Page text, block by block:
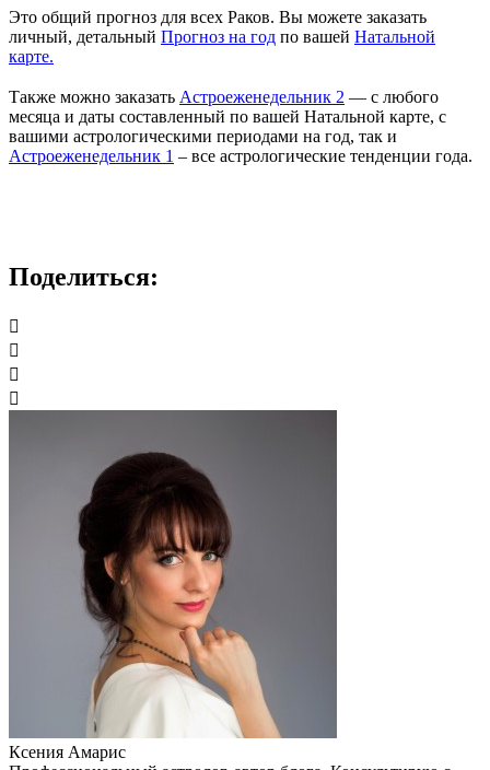
Это общий прогноз для всех Раков. Вы можете заказать
личный, детальный Прогноз на год по вашей Натальной
карте.
Также можно заказать Астроеженедельник 2 — с любого
месяца и даты составленный по вашей Натальной карте, с
вашими астрологическими периодами на год, так и
Астроеженедельник 1 – все астрологические тенденции года.
Поделиться:
Ксения Амарис